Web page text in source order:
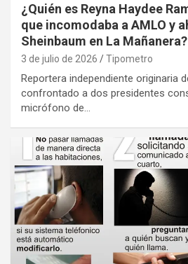
¿Quién es Reyna Haydee
que incomodaba a AMLO y
Sheinbaum en La Mañanera?
3 de julio de 2026 Tipometro
Reportera independiente originaria
confrontado a dos presidentes
micrófono de…